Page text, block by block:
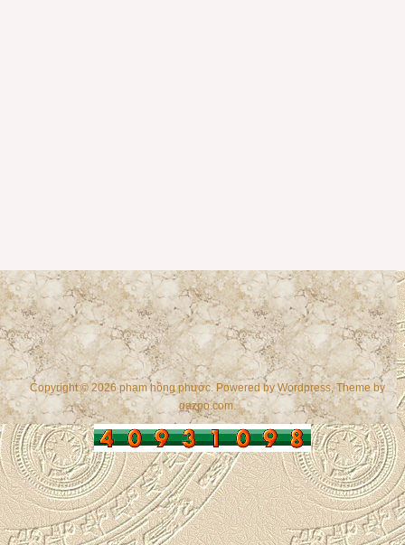
Copyright © 2026 phạm hồng phước. Powered byWordpress, Theme by
gazpo.com.